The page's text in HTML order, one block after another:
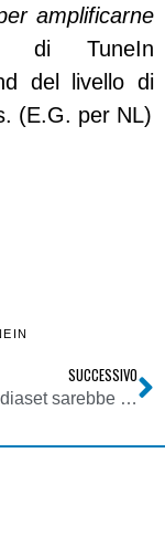
amplificarne
TuneIn
del livello di
(E.G. per NL)
SUCCESSIVO
Radio. Mediaset sarebbe ad un passo dall’acquisire Radio Subasio